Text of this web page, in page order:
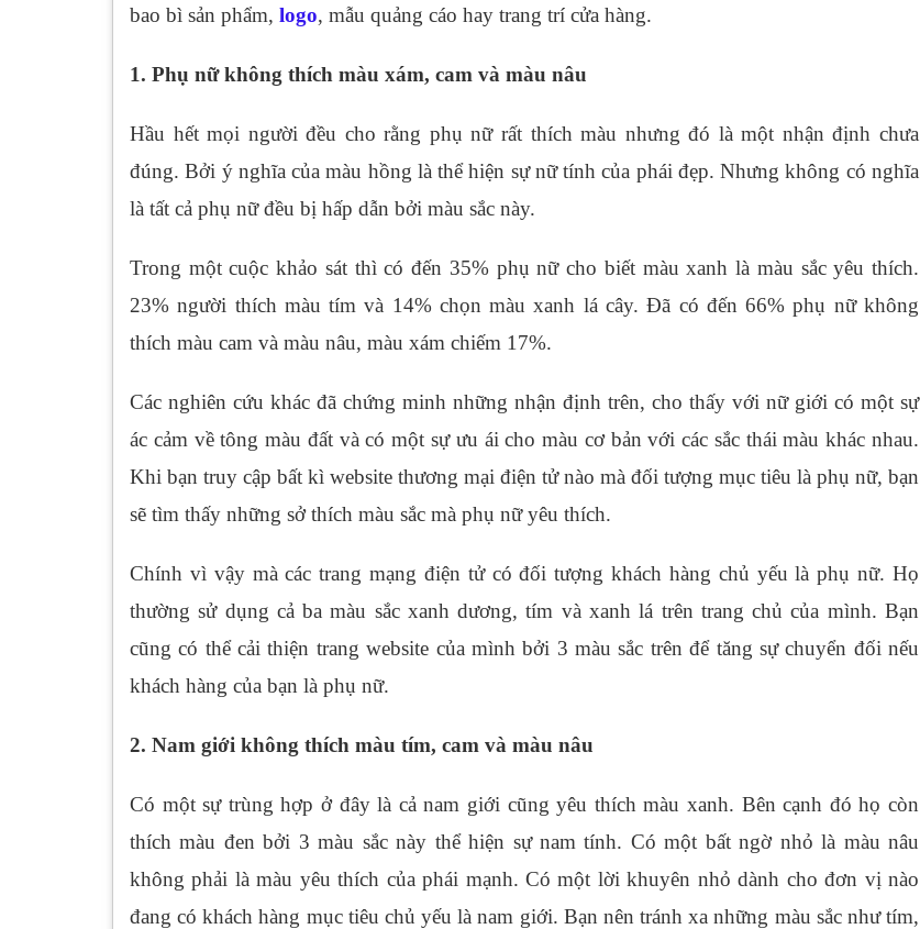
bao bì sản phẩm, logo, mẫu quảng cáo hay trang trí cửa hàng.
1. Phụ nữ không thích màu xám, cam và màu nâu
Hầu hết mọi người đều cho rằng phụ nữ rất thích màu nhưng đó là một nhận định chưa
đúng. Bởi ý nghĩa của màu hồng là thể hiện sự nữ tính của phái đẹp. Nhưng không có nghĩa
là tất cả phụ nữ đều bị hấp dẫn bởi màu sắc này.
Trong một cuộc khảo sát thì có đến 35% phụ nữ cho biết màu xanh là màu sắc yêu thích.
23% người thích màu tím và 14% chọn màu xanh lá cây. Đã có đến 66% phụ nữ không
thích màu cam và màu nâu, màu xám chiếm 17%.
Các nghiên cứu khác đã chứng minh những nhận định trên, cho thấy với nữ giới có một sự
ác cảm về tông màu đất và có một sự ưu ái cho màu cơ bản với các sắc thái màu khác nhau.
Khi bạn truy cập bất kì website thương mại điện tử nào mà đối tượng mục tiêu là phụ nữ, bạn
sẽ tìm thấy những sở thích màu sắc mà phụ nữ yêu thích.
Chính vì vậy mà các trang mạng điện tử có đối tượng khách hàng chủ yếu là phụ nữ. Họ
thường sử dụng cả ba màu sắc xanh dương, tím và xanh lá trên trang chủ của mình. Bạn
cũng có thể cải thiện trang website của mình bởi 3 màu sắc trên để tăng sự chuyển đối nếu
khách hàng của bạn là phụ nữ.
2. Nam giới không thích màu tím, cam và màu nâu
Có một sự trùng hợp ở đây là cả nam giới cũng yêu thích màu xanh. Bên cạnh đó họ còn
thích màu đen bởi 3 màu sắc này thể hiện sự nam tính. Có một bất ngờ nhỏ là màu nâu
không phải là màu yêu thích của phái mạnh. Có một lời khuyên nhỏ dành cho đơn vị nào
đang có khách hàng mục tiêu chủ yếu là nam giới. Bạn nên tránh xa những màu sắc như tím,